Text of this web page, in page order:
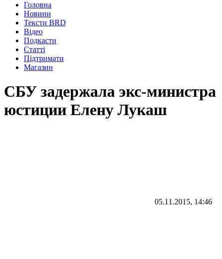
Головна
Новини
Тексти BRD
Відео
Подкасти
Статті
Підтримати
Магазин
СБУ задержала экс-министра
юстиции Елену Лукаш
05.11.2015, 14:46